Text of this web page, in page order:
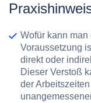
Wofür kann
Voraussetzung
direkt oder
Dieser Verstoß
der